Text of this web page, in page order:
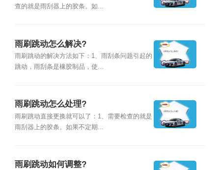
查的就是雨刮器上的胶条。如...
雨刷跳动怎么解决?
雨刷跳动的解决方法如下：1、雨刮条问题引起的
跳动，雨刮条是橡胶制品，使...
雨刷跳动怎么处理?
雨刷跳动直接更换就可以了：1、需要检查的就是
雨刮器上的胶条。如果不定期...
雨刷跳动如何调整?